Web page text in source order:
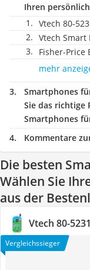
Ihren
Vtech 80-
Vtech Smart
Fisher-Price
mehr
Smartphones
Sie das richtige
Smartphones
Kommentare
Die besten
Wählen Sie
aus der
Vtech 80-
Vergleichssieger